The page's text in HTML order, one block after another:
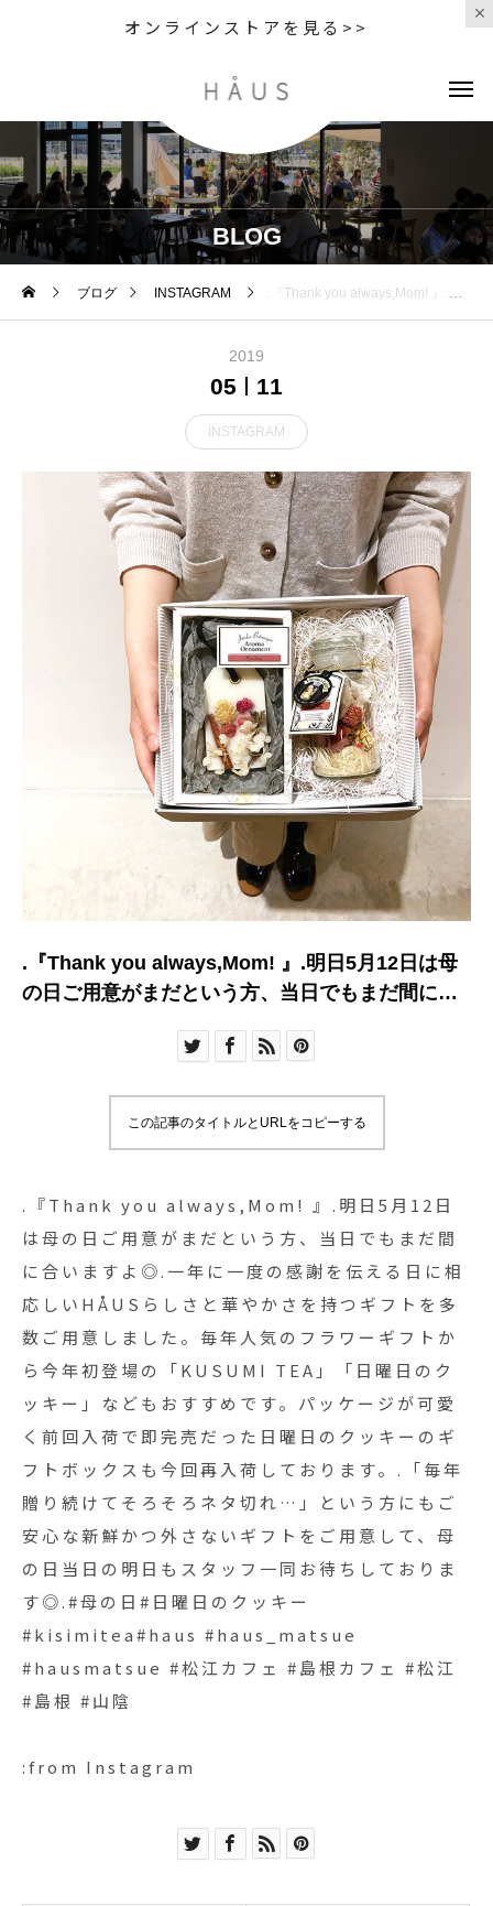
オンラインストアを見る>>
BLOG
ブログ INSTAGRAM .『Thank you always,Mom! 』.明日5月12日は母の日ご用意がまだという方、当日でもまだ間に合いますよ◎.一年に一度の感謝を伝える日に相応しいHÅUSらしさと華やかさを持つギフトを多数ご用意しました。毎年人気のフラワーギフトから今年初登場の「KUSUMI TEA」「日曜日のクッキー」などもおすすめです。パッケージが可愛く前回入荷で即完売だった日曜日のクッキーのギフトボックスも今回再入荷しております。.「毎年贈り続けてそろそろネタ切れ…」という方にもご安心な新鮮かつ外さないギフトをご用意して、母の日当日の明日もスタッフ一同お待ちしております◎.#母の日#日曜日のクッキー#kisimitea#haus #haus_matsue #hausmatsue #松江カフェ #島根カフェ #松江 #島根 #山陰
2019
05 11
INSTAGRAM
.『Thank you always,Mom! 』.明日5月12日は母
の日ご用意がまだという方、当日でもまだ間に合
いHÅUSらしさと華やかさを持つギフトを多数ご
年初登場の「KUSUMI TEA」「日曜日のクッキ
ボックスも今回再入荷しております。.「毎年贈り
続けてそろそろネタ切れ…」という方にもご安心
な新鮮かつ外さないギフトをご用意して、母の日
当日の明日もスタッフ一同お待ちしております
#haus_matsue #hausmatsue #松江カフェ #島根
カフェ #松江 #島根 #山陰
この記事のタイトルとURLをコピーする
.『Thank you always,Mom! 』.明日5月12日
は母の日ご用意がまだという方、当日でもまだ間
に合いますよ◎.一年に一度の感謝を伝える日に相
応しいHÅUSらしさと華やかさを持つギフトを多
数ご用意しました。毎年人気のフラワーギフトか
ら今年初登場の「KUSUMI TEA」「日曜日のク
ッキー」などもおすすめです。パッケージが可愛
く前回入荷で即完売だった日曜日のクッキーのギ
フトボックスも今回再入荷しております。.「毎年
贈り続けてそろそろネタ切れ…」という方にもご
安心な新鮮かつ外さないギフトをご用意して、母
の日当日の明日もスタッフ一同お待ちしておりま
す◎.#母の日#日曜日のクッキー
#kisimitea#haus #haus_matsue
#hausmatsue #松江カフェ #島根カフェ #松江
#島根 #山陰
:from Instagram